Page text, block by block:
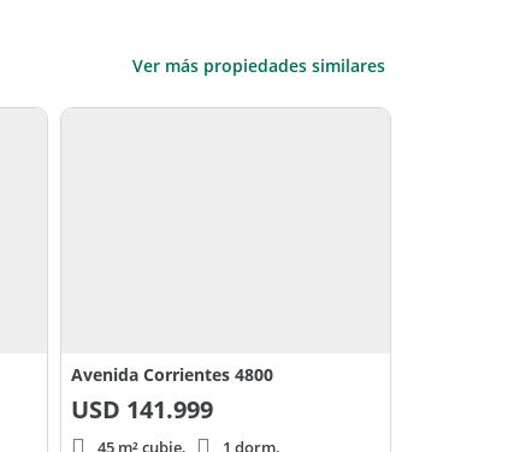
Ver más propiedades similares
Avenida Corrientes 4800
USD 141.999
45 m² cubie. 1 dorm.